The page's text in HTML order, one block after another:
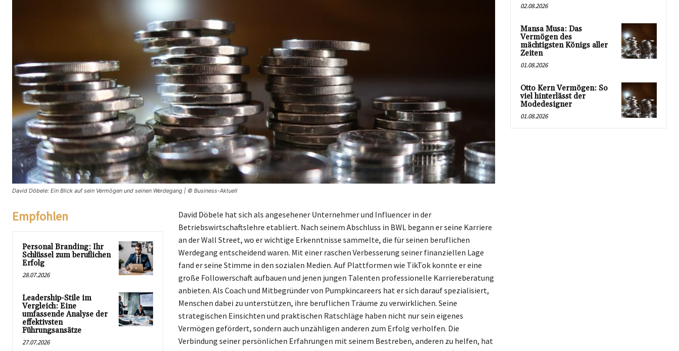
David Döbele: Ein Blick auf sein Vermögen und seinen Werdegang | © Business-Aktuell
Empfohlen
Personal Branding: Ihr
Schlüssel zum beruflichen
Erfolg
28.07.2026
Leadership-Stile im
Vergleich: Eine
umfassende Analyse der
effektivsten
Führungsansätze
27.07.2026
David Döbele hat sich als angesehener Unternehmer und Influencer in der
Betriebswirtschaftslehre etabliert. Nach seinem Abschluss in BWL begann er seine Karriere
an der Wall Street, wo er wichtige Erkenntnisse sammelte, die für seinen beruflichen
Werdegang entscheidend waren. Mit einer raschen Verbesserung seiner finanziellen Lage
fand er seine Stimme in den sozialen Medien. Auf Plattformen wie TikTok konnte er eine
große Followerschaft aufbauen und jenen jungen Talenten professionelle Karriereberatung
anbieten. Als Coach und Mitbegründer von Pumpkincareers hat er sich darauf spezialisiert,
Menschen dabei zu unterstützen, ihre beruflichen Träume zu verwirklichen. Seine
strategischen Einsichten und praktischen Ratschläge haben nicht nur sein eigenes
Vermögen gefördert, sondern auch unzähligen anderen zum Erfolg verholfen. Die
Verbindung seiner persönlichen Erfahrungen mit seinem Bestreben, anderen zu helfen, hat
02.08.2026
Mansa Musa: Das
Vermögen des
mächtigsten Königs aller
Zeiten
01.08.2026
Otto Kern Vermögen: So
viel hinterlässt der
Modedesigner
01.08.2026